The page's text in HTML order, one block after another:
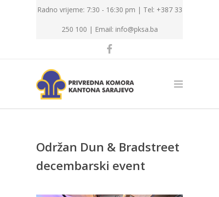
Radno vrijeme: 7:30 - 16:30 pm | Tel: +387 33
250 100 | Email: info@pksa.ba
Održan Dun & Bradstreet
decembarski event